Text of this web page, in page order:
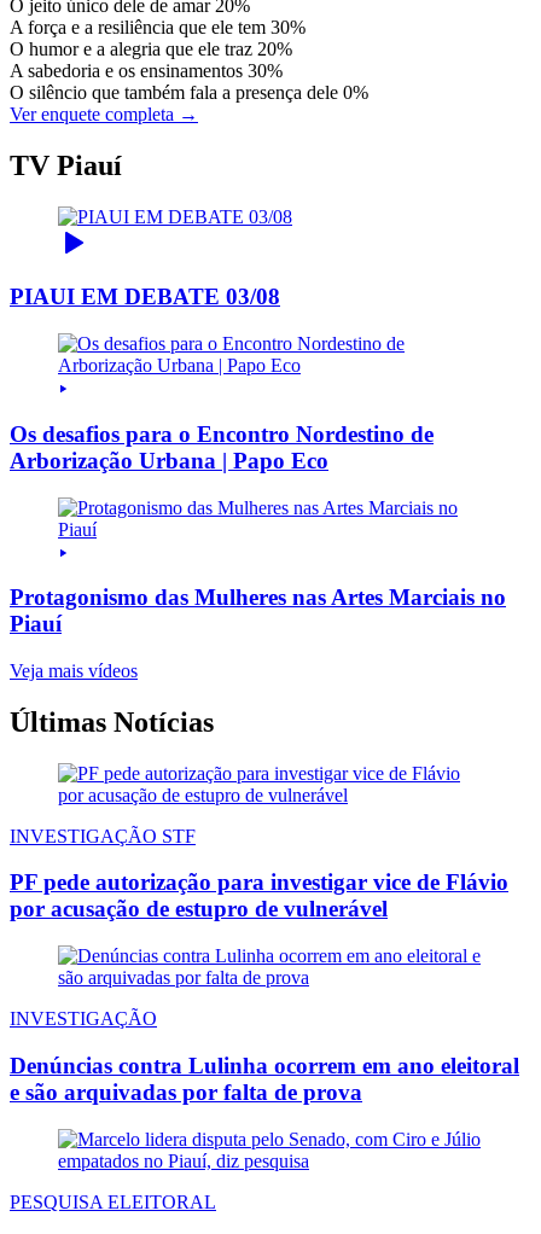
O jeito único dele de amar 20%
A força e a resiliência que ele tem 30%
O humor e a alegria que ele traz 20%
A sabedoria e os ensinamentos 30%
O silêncio que também fala a presença dele 0%
Ver enquete completa →
TV Piauí
PIAUI EM DEBATE 03/08
Os desafios para o Encontro Nordestino de
Arborização Urbana | Papo Eco
Protagonismo das Mulheres nas Artes Marciais no
Piauí
Veja mais vídeos
Últimas Notícias
INVESTIGAÇÃO STF
PF pede autorização para investigar vice de Flávio
por acusação de estupro de vulnerável
INVESTIGAÇÃO
Denúncias contra Lulinha ocorrem em ano eleitoral
e são arquivadas por falta de prova
PESQUISA ELEITORAL